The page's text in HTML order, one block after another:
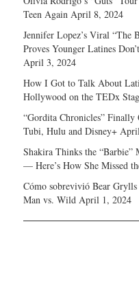
Teen Again April 8, 2024
Jennifer Lopez’s Viral “The
Proves Younger Latines
April 3, 2024
How I Got to Talk About
Hollywood on the TEDx
“Gordita Chronicles” Finally
Tubi, Hulu and Disney+
Shakira Thinks the “Barbie”
— Here’s How She Missed
Cómo sobrevivió Bear Grylls
Man vs. Wild April 1, 2024